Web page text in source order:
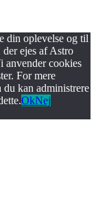
din oplevelse og til
ejes af Astro
anvender cookies
For mere
kan administrere
OkNej